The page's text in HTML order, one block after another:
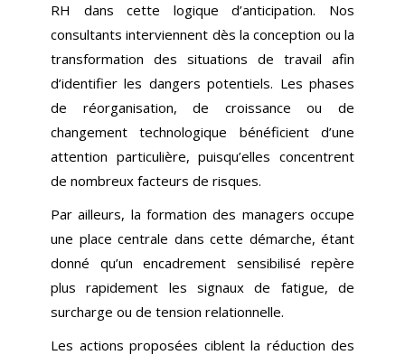
RH dans cette logique d’anticipation. Nos
consultants interviennent dès la conception ou la
transformation des situations de travail afin
d’identifier les dangers potentiels. Les phases
de réorganisation, de croissance ou de
changement technologique bénéficient d’une
attention particulière, puisqu’elles concentrent
de nombreux facteurs de risques.
Par ailleurs, la formation des managers occupe
une place centrale dans cette démarche, étant
donné qu’un encadrement sensibilisé repère
plus rapidement les signaux de fatigue, de
surcharge ou de tension relationnelle.
Les actions proposées ciblent la réduction des